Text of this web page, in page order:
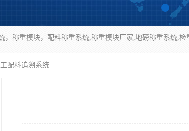
配料追溯系统